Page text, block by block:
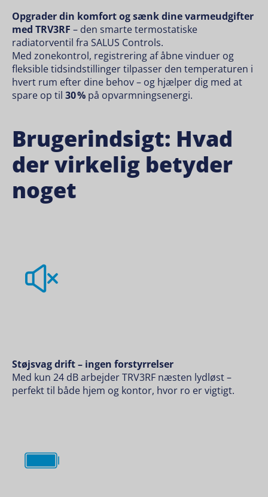
Opgrader din komfort og sænk dine varmeudgifter
med TRV3RF – den smarte termostatiske
radiatorventil fra SALUS Controls.
Med zonekontrol, registrering af åbne vinduer og
fleksible tidsindstillinger tilpasser den temperaturen i
hvert rum efter dine behov – og hjælper dig med at
spare op til 30 % på opvarmningsenergi.
Brugerindsigt: Hvad
der virkelig betyder
noget
Støjsvag drift – ingen forstyrrelser
Med kun 24 dB arbejder TRV3RF næsten lydløst –
perfekt til både hjem og kontor, hvor ro er vigtigt.